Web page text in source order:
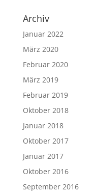
Archiv
Januar 2022
März 2020
Februar 2020
März 2019
Februar 2019
Oktober 2018
Januar 2018
Oktober 2017
Januar 2017
Oktober 2016
September 2016